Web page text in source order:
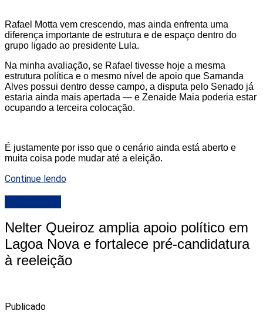
Rafael Motta vem crescendo, mas ainda enfrenta uma
diferença importante de estrutura e de espaço dentro do
grupo ligado ao presidente Lula.
Na minha avaliação, se Rafael tivesse hoje a mesma
estrutura política e o mesmo nível de apoio que Samanda
Alves possui dentro desse campo, a disputa pelo Senado já
estaria ainda mais apertada — e Zenaide Maia poderia estar
ocupando a terceira colocação.
É justamente por isso que o cenário ainda está aberto e
muita coisa pode mudar até a eleição.
Continue lendo
Nelter Queiroz amplia apoio político em
Lagoa Nova e fortalece pré-candidatura
à reeleição
Publicado